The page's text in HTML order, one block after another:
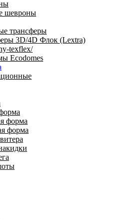
шевроны
трансферы
3D/4D Флок (Lextra)
texflex/
Ecodomes
форма
форма